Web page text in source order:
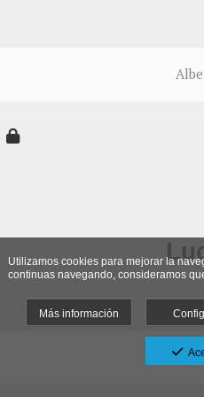
Utilizamos cookies para mejorar la
continuas navegando, consideramos
Más información